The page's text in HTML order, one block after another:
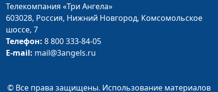
Лучшее начало дня
Евгений Скрипников,
священнослужитель
Сила благодарности
Телекомпания «Три Ангела»
603028, Россия, Нижний Новгород, Комсомольское
шоссе, 7
Телефон: 8 800 333-84-05
E-mail: mail@3angels.ru
© Все права защищены. Использование материалов